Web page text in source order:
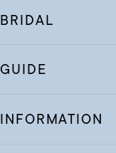
BRIDAL
GUIDE
INFORMATION